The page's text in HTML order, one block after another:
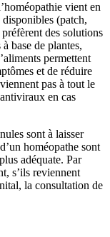
vient en
(patch,
des solutions
base de plantes,
permettent
et de réduire
pas à tout le
en cas
sont à laisser
homéopathe sont
adéquate. Par
s’ils reviennent
la consultation de